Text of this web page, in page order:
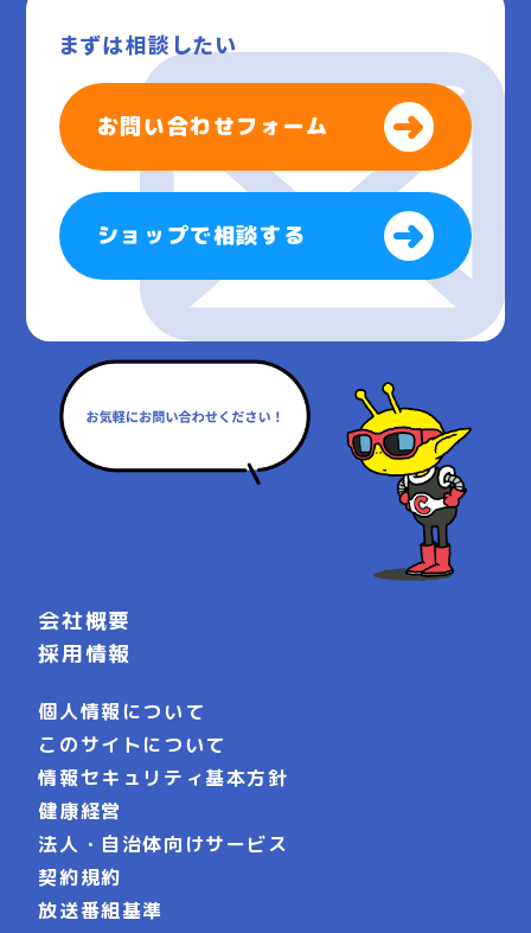
まずは相談したい
お問い合わせフォーム
ショップで相談する
会社概要
採用情報
個人情報について
このサイトについて
情報セキュリティ基本方針
健康経営
法人・自治体向けサービス
契約規約
放送番組基準